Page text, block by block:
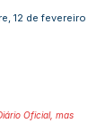
12 de fevereiro
Oficial, mas